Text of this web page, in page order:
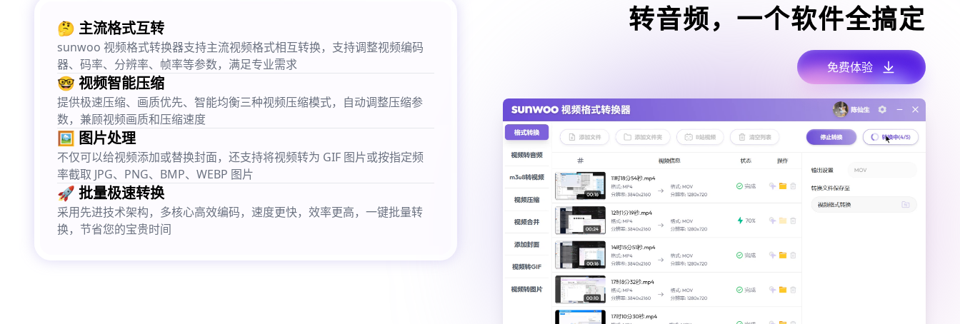
转音频，一个软件全搞定
免费体验
🤔 主流格式互转
sunwoo 视频格式转换器支持主流视频格式相互转换，支持调整视频编码
器、码率、分辨率、帧率等参数，满足专业需求
🤓 视频智能压缩
提供极速压缩、画质优先、智能均衡三种视频压缩模式，自动调整压缩参
数，兼顾视频画质和压缩速度
🖼️ 图片处理
不仅可以给视频添加或替换封面，还支持将视频转为 GIF 图片或按指定频
率截取 JPG、PNG、BMP、WEBP 图片
🚀 批量极速转换
采用先进技术架构，多核心高效编码，速度更快，效率更高，一键批量转
换，节省您的宝贵时间